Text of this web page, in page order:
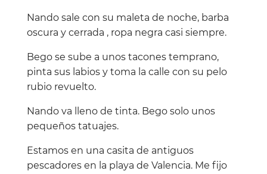
Nando sale con su maleta de noche, barba
oscura y cerrada , ropa negra casi siempre.
Bego se sube a unos tacones temprano,
pinta sus labios y toma la calle con su pelo
rubio revuelto.
Nando va lleno de tinta. Bego solo unos
pequeños tatuajes.
Estamos en una casita de antiguos
pescadores en la playa de Valencia. Me fijo